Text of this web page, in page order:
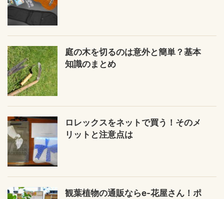
庭の木を切るのは意外と簡単？基本
知識のまとめ
ロレックスをネットで買う！そのメ
リットと注意点は
観葉植物の通販ならe-花屋さん！ポ